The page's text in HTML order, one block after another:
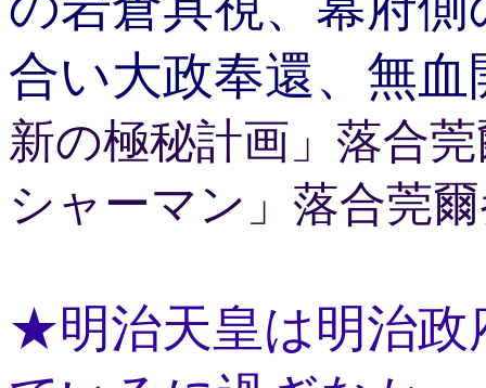
合い大政奉還、無
新の極秘計画」落合
シャーマン」落合莞
★明治天皇は明治政